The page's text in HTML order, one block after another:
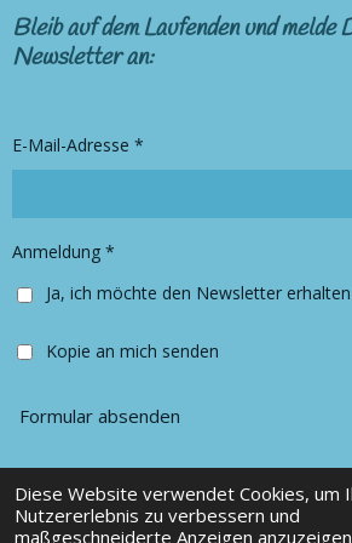
Diese Website verwendet Cookies, um
Nutzererlebnis zu verbessern und
maßgeschneiderte Anzeigen
s
t
a
a
c
e
b
k
Bleib auf dem Laufenden und melde
Newsletter an:
E-Mail-Adresse *
Anmeldung *
Ja, ich möchte den Newsletter erhalten
Kopie an mich senden
Formular absenden
© 2025 Chancy Kleidung